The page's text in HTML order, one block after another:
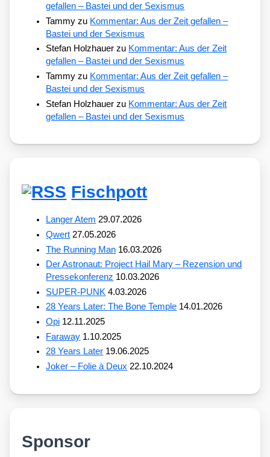
gefallen – Bastei und der Sexismus
Tammy zu Kommentar: Aus der Zeit gefallen –
Bastei und der Sexismus
Stefan Holzhauer zu Kommentar: Aus der Zeit
gefallen – Bastei und der Sexismus
Tammy zu Kommentar: Aus der Zeit gefallen –
Bastei und der Sexismus
Stefan Holzhauer zu Kommentar: Aus der Zeit
gefallen – Bastei und der Sexismus
Fischpott
Langer Atem 29.07.2026
Qwert 27.05.2026
The Running Man 16.03.2026
Der Astronaut: Project Hail Mary – Rezension und
Pressekonferenz 10.03.2026
SUPER-PUNK 4.03.2026
28 Years Later: The Bone Temple 14.01.2026
Opi 12.11.2025
Faraway 1.10.2025
28 Years Later 19.06.2025
Joker – Folie à Deux 22.10.2024
Sponsor